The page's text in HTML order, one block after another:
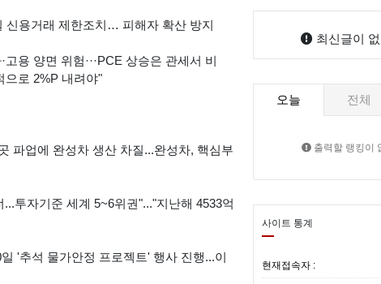
신용거래 제한조치… 피해자 확산 방지
용 양면 위험···PCE 상승은 관세서 비
으로 2%P 내려야"
파업에 완성차 생산 차질...완성차, 핵심부
투자기준 세계 5~6위권"..."지난해 4533억
'추석 물가안정 프로젝트' 행사 진행...이
복 웨딩촬영 한복
아고다 할인코드 7
할인받는 방법새 창
여수 여행 코스 마사지샵 여수
가 할인 쿠폰 에어차이나 후기새 창 열
핸드폰싸게사는법
최신글이
오늘 전체
출력할 랭킹이
사이트 통계
현재접속자 :